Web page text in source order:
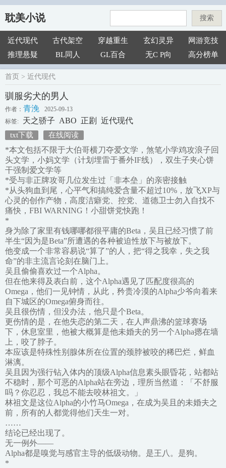
耽美小说 搜索
近代现代 古代架空 穿越重生 玄幻灵异
网游竞技
推理悬疑
BL同人 GL百合 无C P向 高分榜单
首页 > 近代现代
驯服劣犬的男人
作者： 青浼
2025-09-13
标签:
天之骄子 ABO 正剧 近代现代
txt下载 在线阅读
*本文包括不限于大伯哥横刀夺爱文学，煞笔小学鸡攻浪子回
头文学，小妈文学（计划埋雷于番外IF线），双生子夹心饼
干强制爱文学等
*受与非正牌攻哥几位发生过「非本垒」的亲密接触
*从头狗血到尾，心平气和搞纯爱含量不超过10%，放飞XP与
心灵的创作产物，高度洁癖党、控党、道德卫士勿入自找不
痛快，FBI WARNING！小甜饼党快跑！
*
身为除了家里有钱哪哪都很平庸的Beta，吴且已经习惯了前
半生“因为是Beta”所遭遇的各种被迫性放下与被放下。
他变成一个非常容易说“算了”的人，把“得之我幸，失之我
命”的非主流言论刻在脑门上。
吴且偷偷喜欢过一个Alpha。
但在他来得及表白前，这个Alpha遇见了匹配度很高的
Omega，他们一见钟情，从此，矜贵冷漠的Alpha少爷向着来
自下城区的Omega俯身而往。
吴且很伤情，但没办法，他只是个Beta。
更伤情的是，在他失恋的第二天，在人声鼎沸的篮球赛场
下，休息室里，他被大概算是他未婚夫的另一个Alpha摁在墙
上，咬了脖子。
本应该是特殊性别腺体所在位置的颈脖被咬的稀巴烂，鲜血
淋漓。
吴且因为强行钻入体内的顶级Alpha信息素头眼昏花，站都站
不稳时，那个可恶的Alpha站在旁边，理所当然道：「不舒服
吗？你忍忍，我总不能去咬林祖文。」
林祖文是这位Alpha的小竹马Omega，在成为吴且的未婚夫之
前，所有的人都觉得他们天生一对。
……
结论已经出现了。
无一例外——
Alpha都是嗅觉与感官主导的低级动物。是王八。是狗。
*